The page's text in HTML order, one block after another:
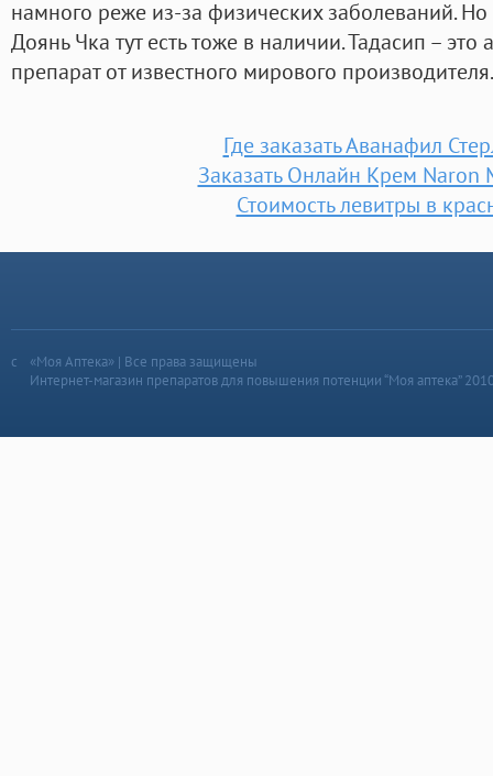
намного реже из-за физических заболеваний.
Доянь Чка тут есть тоже в наличии. Тадасип –
препарат от известного мирового производителя.
Где заказать Аванафил
Заказать Онлайн Крем Naron
Стоимость левитры в
«Моя Аптека» | Все права защищены
Интернет-магазин препаратов для повышения потенции “Моя аптека”